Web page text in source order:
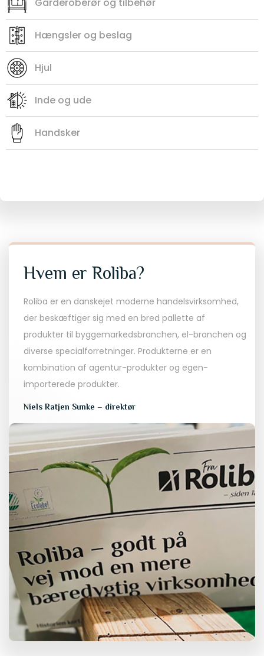
Hængsler og beslag
Hjul
Inde og ude
Handsker
Hvem er Roliba?
Roliba er en danskejet moderne handelsvirksomhed,
der beskæftiger sig med en bred pallette af
produkter til byggemarkedsbranchen, el-branchen og
diverse specialforretninger. Produkterne er en
kombination af agentur-produkter og egen-
importerede produkter.
Niels Ratjen Sunke – direktør